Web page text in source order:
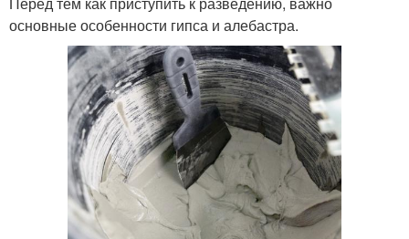
основные особенности гипса и алебастра.